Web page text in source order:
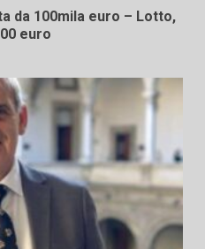
da 100mila euro – Lotto,
euro